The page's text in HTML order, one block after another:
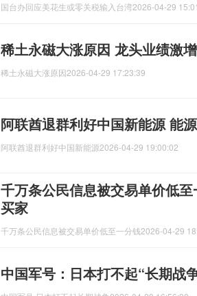
国台办回应美花生或零关税输入台湾2026-04-29
稀土永磁大涨原因 龙头业绩激
稀土永磁大涨原因2026-04-29 17:23:39
阿联酋退群利好中国新能源 能
阿联酋退群利好中国新能源2026-04-29 19:00:02
千万条公民信息被交易单价低
买家
千万条公民信息被交易单价低至一分钱2026-04-29
中国军号：日本打不起“长期战